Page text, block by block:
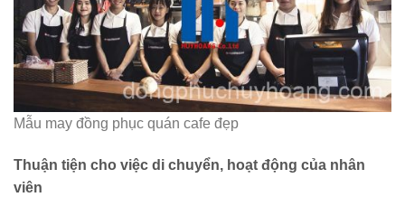
Mẫu may đồng phục quán cafe đẹp
Thuận tiện cho việc di chuyển, hoạt động của nhân
viên